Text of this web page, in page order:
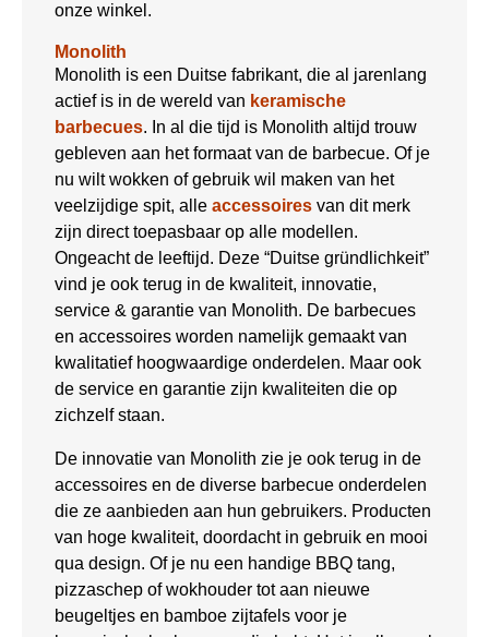
onze winkel.
Monolith
Monolith is een Duitse fabrikant, die al jarenlang
actief is in de wereld van keramische
barbecues. In al die tijd is Monolith altijd trouw
gebleven aan het formaat van de barbecue. Of je
nu wilt wokken of gebruik wil maken van het
veelzijdige spit, alle accessoires van dit merk
zijn direct toepasbaar op alle modellen.
Ongeacht de leeftijd. Deze “Duitse gründlichkeit”
vind je ook terug in de kwaliteit, innovatie,
service & garantie van Monolith. De barbecues
en accessoires worden namelijk gemaakt van
kwalitatief hoogwaardige onderdelen. Maar ook
de service en garantie zijn kwaliteiten die op
zichzelf staan.
De innovatie van Monolith zie je ook terug in de
accessoires en de diverse barbecue onderdelen
die ze aanbieden aan hun gebruikers. Producten
van hoge kwaliteit, doordacht in gebruik en mooi
qua design. Of je nu een handige BBQ tang,
pizzaschep of wokhouder tot aan nieuwe
beugeltjes en bamboe zijtafels voor je